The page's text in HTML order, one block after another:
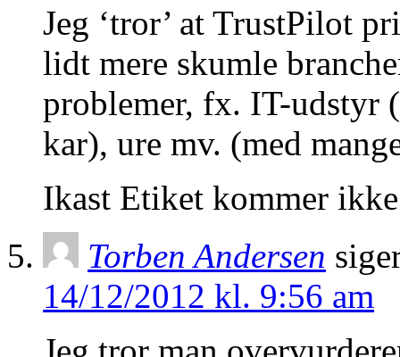
Jeg ‘tror’ at TrustPilot
lidt mere skumle
problemer, fx. IT-udstyr
kar), ure mv. (med
Ikast Etiket kommer
Torben Andersen
14/12/2012 kl. 9:56 am